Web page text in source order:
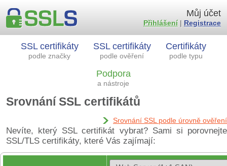
SSL certifikáty
podle značky
SSL certifikáty
podle ověření
Certifikáty
podle typu
Podpora
a nástroje
Můj účet
Přihlášení| Registrace
Srovnání SSL certifikátů
Srovnání SSL podle úrovně ověření
Nevíte, který SSL certifikát vybrat? Sami si porovnejte
SSL/TLS certifikáty, které Vás zajímají: